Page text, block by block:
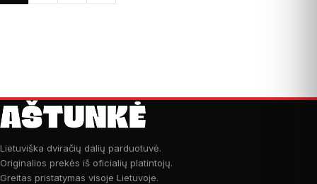
Lietuviška dviračių dalių parduotuvė.
Originalios prekės iš oficialių platintojų.
Greitas pristatymas visoje Lietuvoje.